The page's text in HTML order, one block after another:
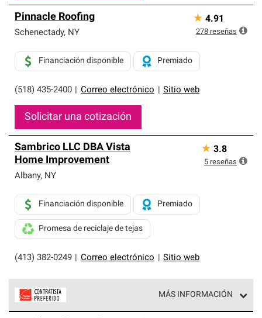
Pinnacle Roofing
Schenectady, NY
(518) 435-2400 Correo electrónico Sitio web
Financiación disponible Premiado
Solicitar una cotización
★ 4.91
278 reseñas
Sambrico LLC DBA Vista
Home Improvement
Albany, NY
(413) 382-0249 Correo electrónico Sitio web
Financiación disponible Premiado
Promesa de reciclaje de tejas
★ 3.8
5 reseñas
MÁS INFORMACIÓN